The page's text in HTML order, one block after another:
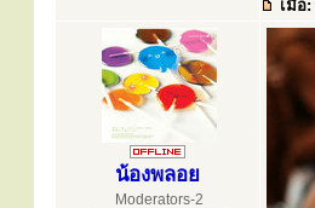
เมื่อ:
น้องพลอย
Moderators-2